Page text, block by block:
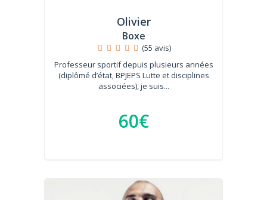
Olivier
Boxe
(55 avis)
Professeur sportif depuis plusieurs années
(diplômé d’état, BPJEPS Lutte et disciplines
associées), je suis...
60€